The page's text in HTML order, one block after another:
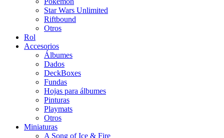
Star Wars Unlimited
Riftbound
Otros
Rol
Accesorios
Álbumes
Dados
DeckBoxes
Fundas
Hojas para álbumes
Pinturas
Playmats
Otros
Miniaturas
A Song of Ice & Fire